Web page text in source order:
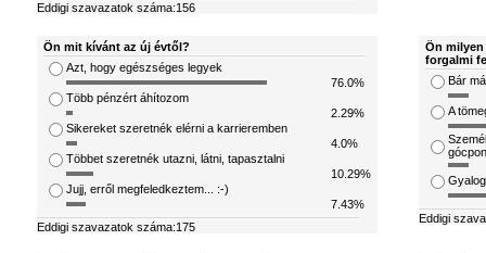
Eddigi szavazatok száma:156
Ön mit kívánt az új évtől?
Azt, hogy egészséges legyek
76.0%
Több pénzért áhítozom
2.29%
Sikereket szeretnék elérni a karrieremben
4.0%
Többet szeretnék utazni, látni, tapasztalni
10.29%
Jujj, erről megfeledkeztem... :-)
7.43%
Eddigi szavazatok száma:175
Ön
forgalmi
Bár
A
Eddigi